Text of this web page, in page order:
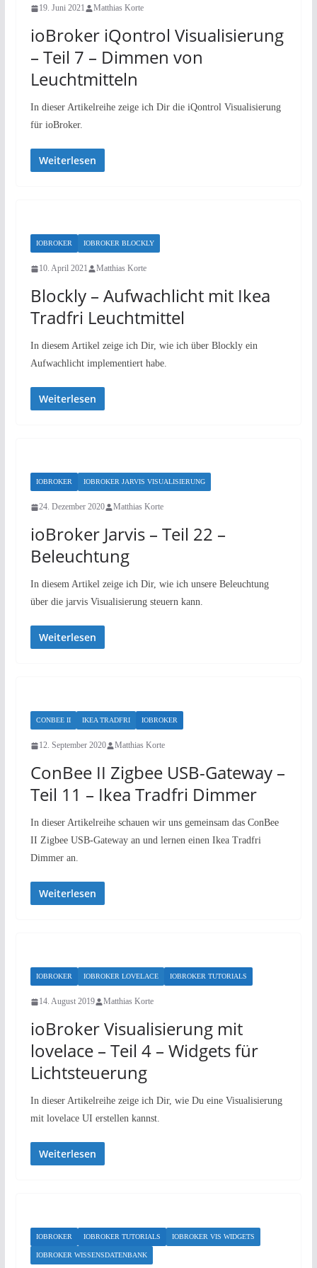
19. Juni 2021 Matthias Korte
ioBroker iQontrol Visualisierung
– Teil 7 – Dimmen von
Leuchtmitteln
In dieser Artikelreihe zeige ich Dir die iQontrol Visualisierung
für ioBroker.
Weiterlesen
IOBROKER IOBROKER BLOCKLY
10. April 2021 Matthias Korte
Blockly – Aufwachlicht mit Ikea
Tradfri Leuchtmittel
In diesem Artikel zeige ich Dir, wie ich über Blockly ein
Aufwachlicht implementiert habe.
Weiterlesen
IOBROKER IOBROKER JARVIS VISUALISIERUNG
24. Dezember 2020 Matthias Korte
ioBroker Jarvis – Teil 22 –
Beleuchtung
In diesem Artikel zeige ich Dir, wie ich unsere Beleuchtung
über die jarvis Visualisierung steuern kann.
Weiterlesen
CONBEE II IKEA TRADFRI IOBROKER
12. September 2020 Matthias Korte
ConBee II Zigbee USB-Gateway –
Teil 11 – Ikea Tradfri Dimmer
In dieser Artikelreihe schauen wir uns gemeinsam das ConBee
II Zigbee USB-Gateway an und lernen einen Ikea Tradfri
Dimmer an.
Weiterlesen
IOBROKER IOBROKER LOVELACE IOBROKER TUTORIALS
14. August 2019 Matthias Korte
ioBroker Visualisierung mit
lovelace – Teil 4 – Widgets für
Lichtsteuerung
In dieser Artikelreihe zeige ich Dir, wie Du eine Visualisierung
mit lovelace UI erstellen kannst.
Weiterlesen
IOBROKER IOBROKER TUTORIALS IOBROKER VIS WIDGETS
IOBROKER WISSENSDATENBANK